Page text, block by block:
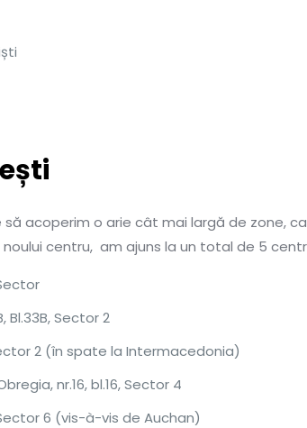
acoperim o arie cât mai largă de zone,
centru, am ajuns la un total de 5
Sector 2
2 (în spate la Intermacedonia)
nr.16, bl.16, Sector 4
6 (vis-à-vis de Auchan)